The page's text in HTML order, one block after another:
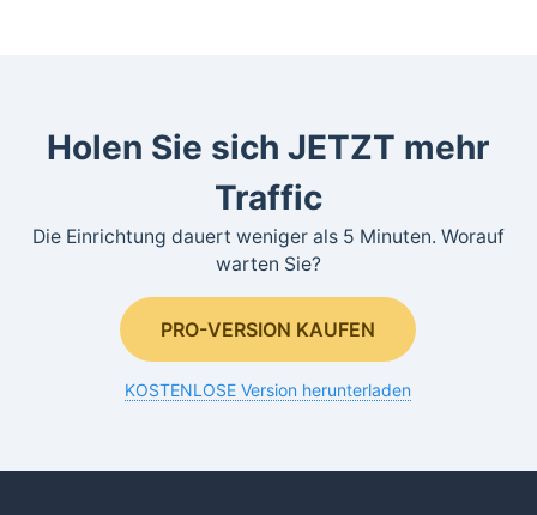
Holen Sie sich JETZT mehr
Traffic
Die Einrichtung dauert weniger als 5 Minuten. Worauf
warten Sie?
PRO-VERSION KAUFEN
KOSTENLOSE Version herunterladen